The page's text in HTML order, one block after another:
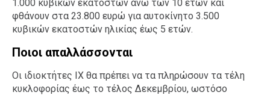
1.000 κυβικών εκατοστών άνω των 10 ετών και
φθάνουν στα 23.800 ευρώ για αυτοκίνητο 3.500
κυβικών εκατοστών ηλικίας έως 5 ετών.
Ποιοι απαλλάσσονται
Οι ιδιοκτήτες ΙΧ θα πρέπει να τα πληρώσουν τα τέλη
κυκλοφορίας έως το τέλος Δεκεμβρίου, ωστόσο